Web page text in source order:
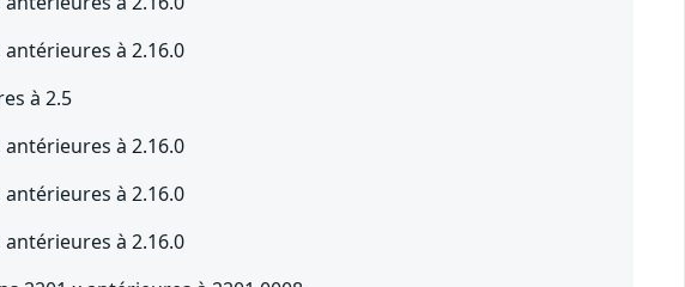
antérieures à 2.16.0
à 2.5
antérieures à 2.16.0
antérieures à 2.16.0
antérieures à 2.16.0